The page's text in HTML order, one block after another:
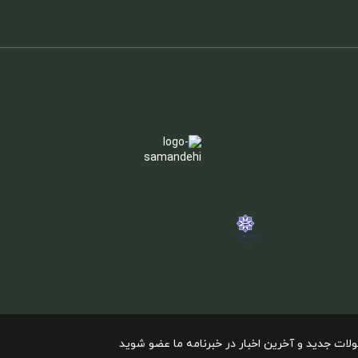
جدید و آخرین اخبار در خبرنامه ما عضو شوید